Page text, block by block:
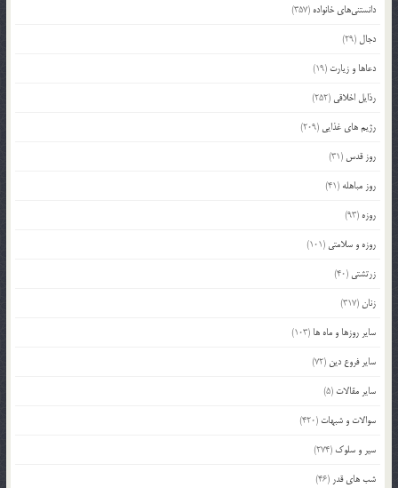
دانستنی‌های خانواده (357)
دجال (29)
دعاها و زیارت (19)
رذایل اخلاقی (252)
رژیم های غذایی (209)
روز قدس (31)
روز مباهله (41)
روزه (93)
روزه و سلامتی (101)
زرتشتی (40)
زنان(317)
سایر روزها و ماه ها (103)
سایر فروع دین (72)
سایر مقالات (5)
سوالات و شبهات (420)
سیر و سلوک (274)
شب های قدر (46)